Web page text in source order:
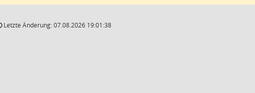
Letzte Änderung: 07.08.2026 19:01:38